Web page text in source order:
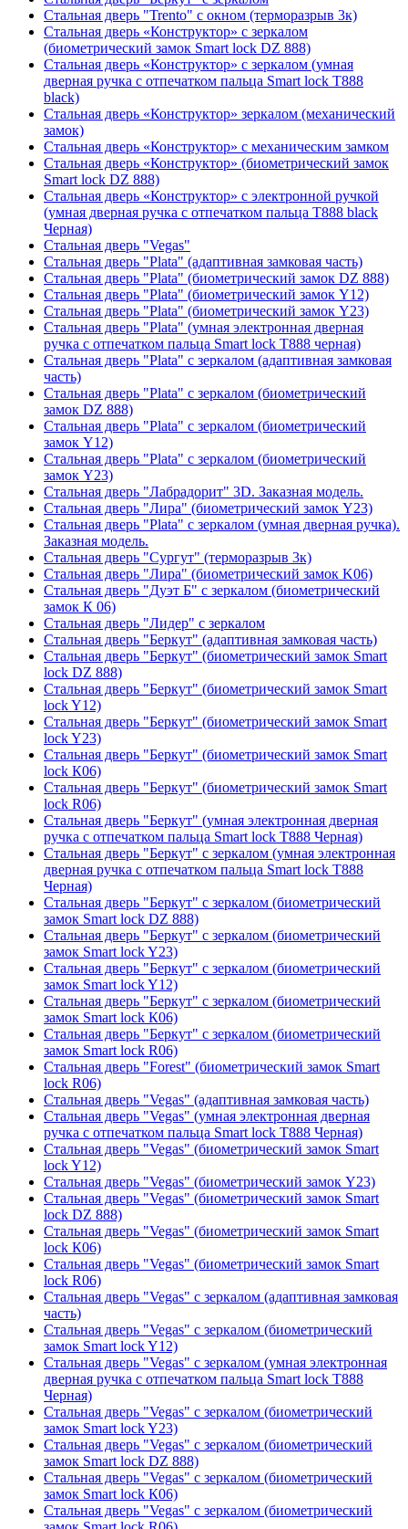
Стальная дверь "Trento" с окном (терморазрыв 3к)
Стальная дверь «Конструктор» с зеркалом
(биометрический замок Smart lock DZ 888)
Стальная дверь «Конструктор» с зеркалом (умная
дверная ручка с отпечатком пальца Smart lock T888
black)
Стальная дверь «Конструктор» зеркалом (механический
замок)
Стальная дверь «Конструктор» с механическим замком
Стальная дверь «Конструктор» (биометрический замок
Smart lock DZ 888)
Стальная дверь «Конструктор» с электронной ручкой
(умная дверная ручка с отпечатком пальца T888 black
Черная)
Стальная дверь "Vegas"
Стальная дверь "Plata" (адаптивная замковая часть)
Стальная дверь "Plata" (биометрический замок DZ 888)
Стальная дверь "Plata" (биометрический замок Y12)
Стальная дверь "Plata" (биометрический замок Y23)
Стальная дверь "Plata" (умная электронная дверная
ручка с отпечатком пальца Smart lock T888 черная)
Стальная дверь "Plata" с зеркалом (адаптивная замковая
часть)
Стальная дверь "Plata" с зеркалом (биометрический
замок DZ 888)
Стальная дверь "Plata" с зеркалом (биометрический
замок Y12)
Стальная дверь "Plata" с зеркалом (биометрический
замок Y23)
Стальная дверь "Лабрадорит" 3D. Заказная модель.
Стальная дверь "Лира" (биометрический замок Y23)
Стальная дверь "Plata" с зеркалом (умная дверная ручка).
Заказная модель.
Стальная дверь "Сургут" (терморазрыв 3к)
Стальная дверь "Лира" (биометрический замок K06)
Стальная дверь "Дуэт Б" с зеркалом (биометрический
замок К 06)
Стальная дверь "Лидер" с зеркалом
Стальная дверь "Беркут" (адаптивная замковая часть)
Стальная дверь "Беркут" (биометрический замок Smart
lock DZ 888)
Стальная дверь "Беркут" (биометрический замок Smart
lock Y12)
Стальная дверь "Беркут" (биометрический замок Smart
lock Y23)
Стальная дверь "Беркут" (биометрический замок Smart
lock К06)
Стальная дверь "Беркут" (биометрический замок Smart
lock R06)
Стальная дверь "Беркут" (умная электронная дверная
ручка с отпечатком пальца Smart lock T888 Черная)
Стальная дверь "Беркут" с зеркалом (умная электронная
дверная ручка с отпечатком пальца Smart lock T888
Черная)
Стальная дверь "Беркут" с зеркалом (биометрический
замок Smart lock DZ 888)
Стальная дверь "Беркут" с зеркалом (биометрический
замок Smart lock Y23)
Стальная дверь "Беркут" с зеркалом (биометрический
замок Smart lock Y12)
Стальная дверь "Беркут" с зеркалом (биометрический
замок Smart lock К06)
Стальная дверь "Беркут" с зеркалом (биометрический
замок Smart lock R06)
Стальная дверь "Forest" (биометрический замок Smart
lock R06)
Стальная дверь "Vegas" (адаптивная замковая часть)
Стальная дверь "Vegas" (умная электронная дверная
ручка с отпечатком пальца Smart lock T888 Черная)
Стальная дверь "Vegas" (биометрический замок Smart
lock Y12)
Стальная дверь "Vegas" (биометрический замок Y23)
Стальная дверь "Vegas" (биометрический замок Smart
lock DZ 888)
Стальная дверь "Vegas" (биометрический замок Smart
lock К06)
Стальная дверь "Vegas" (биометрический замок Smart
lock R06)
Стальная дверь "Vegas" с зеркалом (адаптивная замковая
часть)
Стальная дверь "Vegas" с зеркалом (биометрический
замок Smart lock Y12)
Стальная дверь "Vegas" с зеркалом (умная электронная
дверная ручка с отпечатком пальца Smart lock T888
Черная)
Стальная дверь "Vegas" с зеркалом (биометрический
замок Smart lock Y23)
Стальная дверь "Vegas" с зеркалом (биометрический
замок Smart lock DZ 888)
Стальная дверь "Vegas" с зеркалом (биометрический
замок Smart lock К06)
Стальная дверь "Vegas" с зеркалом (биометрический